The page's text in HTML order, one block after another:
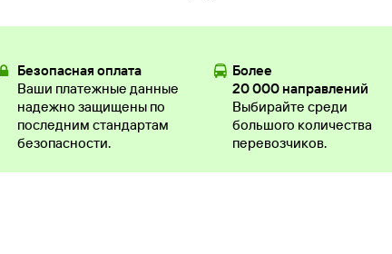
Безопасная оплата
Ваши платежные данные
надежно защищены по
последним стандартам
безопасности.
Более
20 000 направлений
Выбирайте среди
большого количества
перевозчиков.